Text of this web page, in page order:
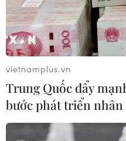
vietnamplus.vn
Trung Quốc đẩy
bước phát triển nhân